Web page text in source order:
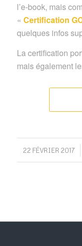
l’e-book, mais
« Certification
quelques infos
La certification
mais également
22 FÉVRIER 2017
/